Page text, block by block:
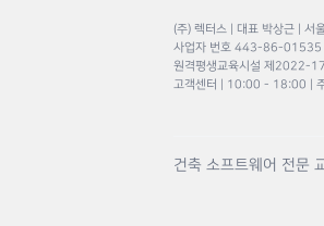
(주) 렉터스 | 대표 박상근 |
사업자 번호 443-86-01535
원격평생교육시설 제2022-
고객센터 | 10:00 - 18:00 |
건축 소프트웨어 전문